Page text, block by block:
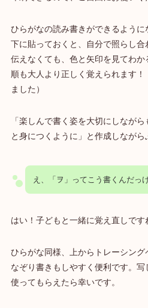
ひらがなの読み書きができるように
下に貼っておくと、自分で照らし
伝えなくても、色と矢印を見てわ
順も大人より正しく覚えられます
ました）
「楽しんで書く姿を大切にしなが
と身につくように」と作成しながら
え、「ヲ」ってこう書くんだっ
はい！子どもと一緒に覚え直しです
ひらがな同様、上からトレーシン
なぞり書きもしやすく便利です。
使ってもらえたら幸いです。